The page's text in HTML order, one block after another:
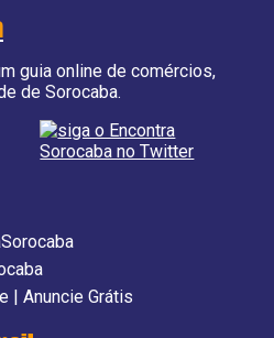
guia online de comércios,
de Sorocaba.
| Anuncie Grátis